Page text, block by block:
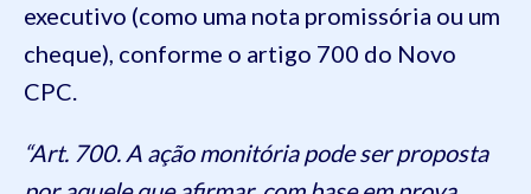
executivo (como uma nota promissória ou um
cheque), conforme o artigo 700 do Novo
CPC.
“Art. 700. A ação monitória pode ser proposta